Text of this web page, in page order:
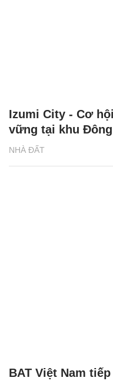
NHÀ ĐẤT
Izumi City - Cơ
vững tại khu Đông
BAT Việt Nam